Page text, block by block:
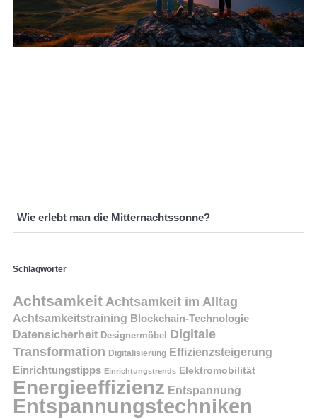
Wie erlebt man die Mitternachtssonne?
Schlagwörter
AchtsamkeitAchtsamkeit im Alltag
Achtsamkeitstraining Blockchain-Technologie
Datensicherheit Designermöbel
Digitale
Transformation Digitalisierung Effizienzsteigerung
Einrichtungstipps Einrichtungstrends Elektromobilität
Energieeffizienz Entspannung
Entspannungstechniken